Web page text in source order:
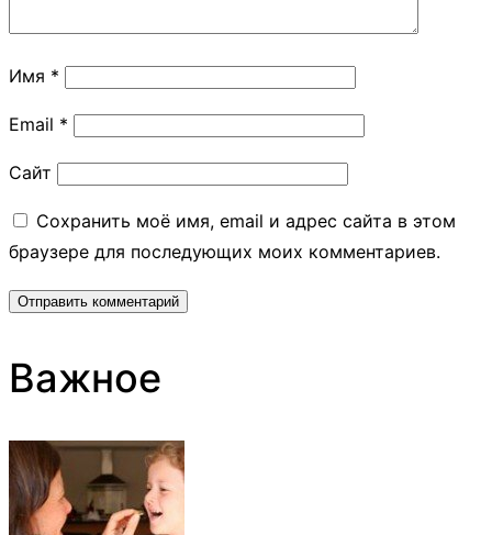
Имя *
Email *
Сайт
Сохранить моё имя, email и адрес сайта в этом
браузере для последующих моих комментариев.
Важное